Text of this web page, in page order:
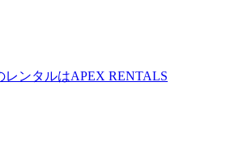
レンタルはAPEX RENTALS